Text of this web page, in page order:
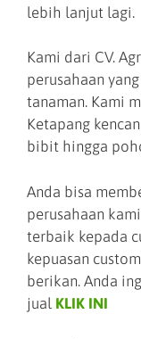
lebih lanjut lagi.
Kami dari CV.
perusahaan
tanaman. Kami
Ketapang
bibit hingga
Anda bisa
perusahaan
terbaik kepada
kepuasan
berikan. Anda
jual KLIK INI